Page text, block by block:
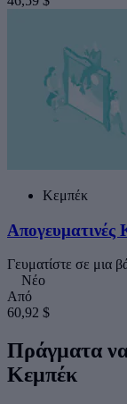
Κεμπέκ
Απογευματινές
Γευματίστε σε μια
Νέο
Από
60,92 $
Πράγματα
Κεμπέκ